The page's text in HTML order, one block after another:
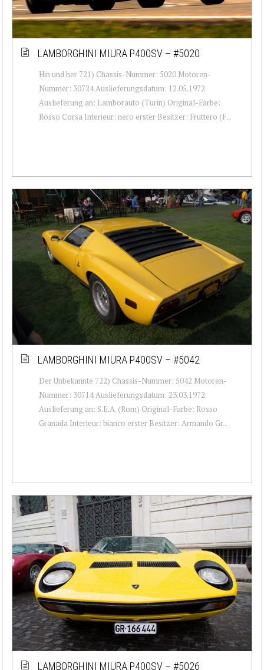
LAMBORGHINI MIURA P400SV – #5020
Hin und her 721) Chassis-Nummer: 5020 Motoren-
Nummer: 30724 Auslieferungsdatum: 12.05.1972
Auslieferung an: Lamborauto (Turin) Original-Farbe:
Rosso Corsa Interieur: nero erster Besitzer: Fruttero (F...
LAMBORGHINI MIURA P400SV – #5042
Der Unbekannte 722) Chassis-Nummer: 5042 Motoren-
Nummer: 30714 Auslieferungsdatum: 23.03.1972
Auslieferung an: S.E.A. (Rom) Original-Farbe: Rosso
Granada Interieur: bianco erster Besitzer: Armando Gr...
LAMBORGHINI MIURA P400SV – #5026